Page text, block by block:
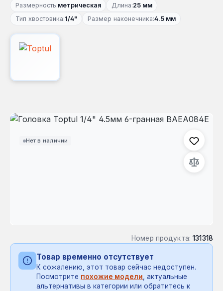
Размерность:метрическая Длина:25 мм
Тип хвостовика:1/4" Размер наконечника:4.5 мм
Нет в наличии
Пропустить галерею изображений
Номер продукта: 131318
Товар временно отсутствует
К сожалению, этот товар сейчас недоступен.
Посмотрите похожие модели, актуальные
альтернативы в категории или обратитесь к